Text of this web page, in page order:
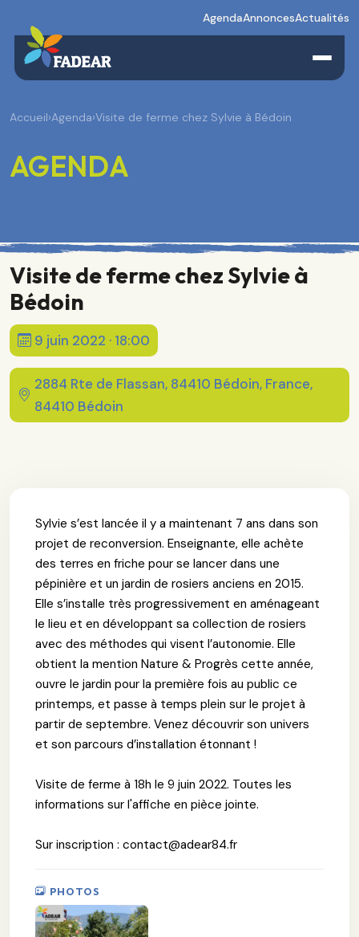
AgendaAnnoncesActualités
Accueil›Agenda›Visite de ferme chez Sylvie à Bédoin
AGENDA
Visite de ferme chez Sylvie à
Bédoin
9 juin 2022 · 18:00
2884 Rte de Flassan, 84410 Bédoin, France,
84410 Bédoin
Sylvie s’est lancée il y a maintenant 7 ans dans son
projet de reconversion. Enseignante, elle achète
des terres en friche pour se lancer dans une
pépinière et un jardin de rosiers anciens en 2015.
Elle s’installe très progressivement en aménageant
le lieu et en développant sa collection de rosiers
avec des méthodes qui visent l’autonomie. Elle
obtient la mention Nature & Progrès cette année,
ouvre le jardin pour la première fois au public ce
printemps, et passe à temps plein sur le projet à
partir de septembre. Venez découvrir son univers
et son parcours d’installation étonnant !
Visite de ferme à 18h le 9 juin 2022. Toutes les
informations sur l'affiche en pièce jointe.
Sur inscription : contact@adear84.fr
PHOTOS